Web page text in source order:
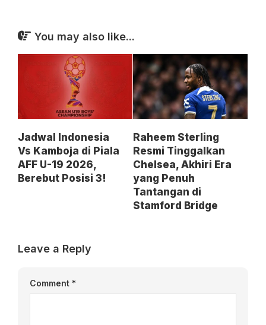
You may also like...
Jadwal Indonesia
Vs Kamboja di Piala
AFF U-19 2026,
Berebut Posisi 3!
Raheem Sterling
Resmi Tinggalkan
Chelsea, Akhiri Era
yang Penuh
Tantangan di
Stamford Bridge
Leave a Reply
Comment *